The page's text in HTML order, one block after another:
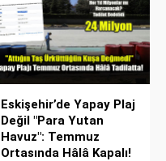
Eskişehir’de Yapay Plaj
Değil "Para Yutan
Havuz": Temmuz
Ortasında Hâlâ Kapalı!